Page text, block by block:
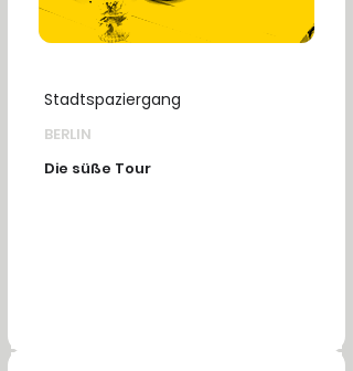
Stadtspaziergang
BERLIN
Die süße Tour